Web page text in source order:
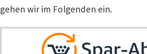
gehen wir im Folgenden ein.